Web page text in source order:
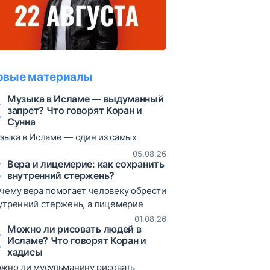
материалы
Музыка в Исламе — выдуманный
запрет? Что говорят Коран и
Сунна
в Исламе — один из самых
коранические аяты, хадисы
богословские мнения,
объективно взглянуть на
вопрос.
05.08.26
Вера и лицемерие: как сохранить
внутренний стержень?
вера помогает человеку обрести
стержень, а лицемерие
к постоянным сомнениям и
В статье рассматриваются
Корана, хадисы и богословские
о природе лицемерия,
01.08.26
Можно ли рисовать людей в
Исламе? Что говорят Коран и
хадисы
ли мусульманину рисовать